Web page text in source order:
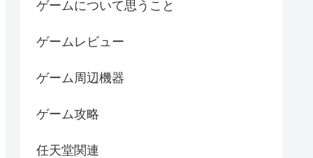
ゲームについて思うこと
ゲームレビュー
ゲーム周辺機器
ゲーム攻略
任天堂関連